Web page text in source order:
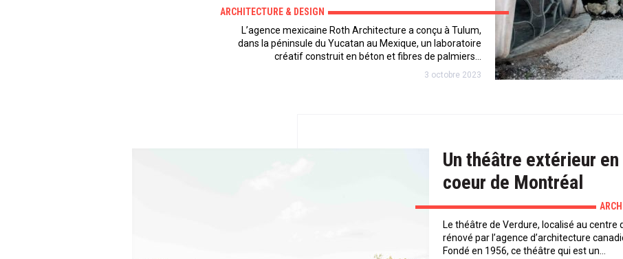
ARCHITECTURE & DESIGN
L’agence mexicaine Roth Architecture a conçu à Tulum,
dans la péninsule du Yucatan au Mexique, un laboratoire
créatif construit en béton et fibres de palmiers…
3 octobre 2023
Un théâtre extérieur
coeur de Montréal
Le théâtre de Verdure, localisé au centre
rénové par l’agence d’architecture
Fondé en 1956, ce théâtre qui est un…